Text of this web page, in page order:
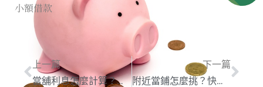
小額借款
上一篇
當舖利息怎麼計算？當舖利息750合法嗎？當鋪利息計算機
下一篇
附近當鋪怎麼挑？快速了解附近當鋪借款注意事項